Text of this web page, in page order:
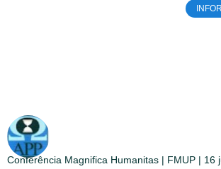
Conferência Magnifica Humanitas | FMUP | 16